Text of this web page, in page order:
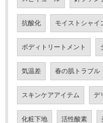
抗酸化 モイストシャイ
ボディトリートメント
気温差 春の肌トラブル
スキンケアアイテム デ
化粧下地 活性酸素